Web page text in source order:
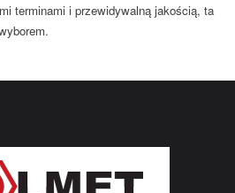
terminami i przewidywalną jakością, ta